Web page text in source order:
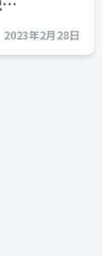
2023年2月28日